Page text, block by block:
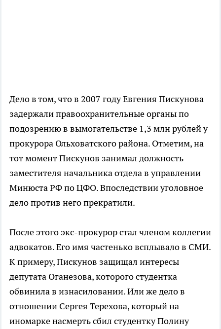
Дело в том, что в 2007 году Евгения Пискунова
задержали правоохранительные органы по
подозрению в вымогательстве 1,3 млн рублей у
прокурора Ольховатского района. Отметим, на
тот момент Пискунов занимал должность
заместителя начальника отдела в управлении
Минюста РФ по ЦФО. Впоследствии уголовное
дело против него прекратили.
После этого экс-прокурор стал членом коллегии
адвокатов. Его имя частенько всплывало в СМИ.
К примеру, Пискунов защищал интересы
депутата Оганезова, которого студентка
обвинила в изнасиловании. Или же дело в
отношении Сергея Терехова, который на
иномарке насмерть сбил студентку Полину